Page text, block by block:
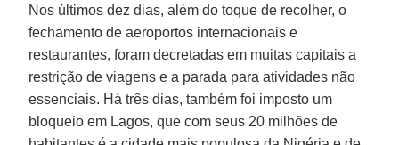
Nos últimos dez dias, além do toque de recolher, o
fechamento de aeroportos internacionais e
restaurantes, foram decretadas em muitas capitais a
restrição de viagens e a parada para atividades não
essenciais. Há três dias, também foi imposto um
bloqueio em Lagos, que com seus 20 milhões de